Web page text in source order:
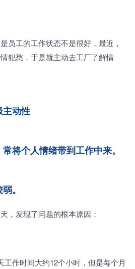
员工的工作状态不是很好，最近，
犯愁，于是就主动去工厂了解情
主动性
将个人情绪带到工作中来。
。
，发现了问题的根本原因：
工作时间大约12个小时，但是每个月